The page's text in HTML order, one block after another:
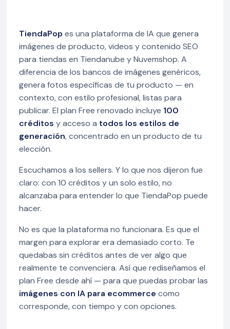
TiendaPop es una plataforma de IA que genera
imágenes de producto, videos y contenido SEO
para tiendas en Tiendanube y Nuvemshop. A
diferencia de los bancos de imágenes genéricos,
genera fotos específicas de tu producto — en
contexto, con estilo profesional, listas para
publicar. El plan Free renovado incluye 100
créditos y acceso a todos los estilos de
generación, concentrado en un producto de tu
elección.
Escuchamos a los sellers. Y lo que nos dijeron fue
claro: con 10 créditos y un solo estilo, no
alcanzaba para entender lo que TiendaPop puede
hacer.
No es que la plataforma no funcionara. Es que el
margen para explorar era demasiado corto. Te
quedabas sin créditos antes de ver algo que
realmente te convenciera. Así que rediseñamos el
plan Free desde ahí — para que puedas probar las
imágenes con IA para ecommerce como
corresponde, con tiempo y con opciones.